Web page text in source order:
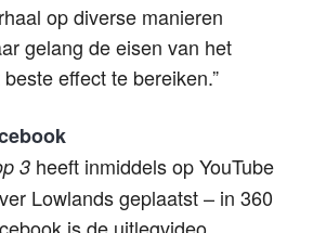
op diverse manieren
gelang de eisen van het
effect te bereiken.”
3 heeft inmiddels op YouTube
Lowlands geplaatst – in 360